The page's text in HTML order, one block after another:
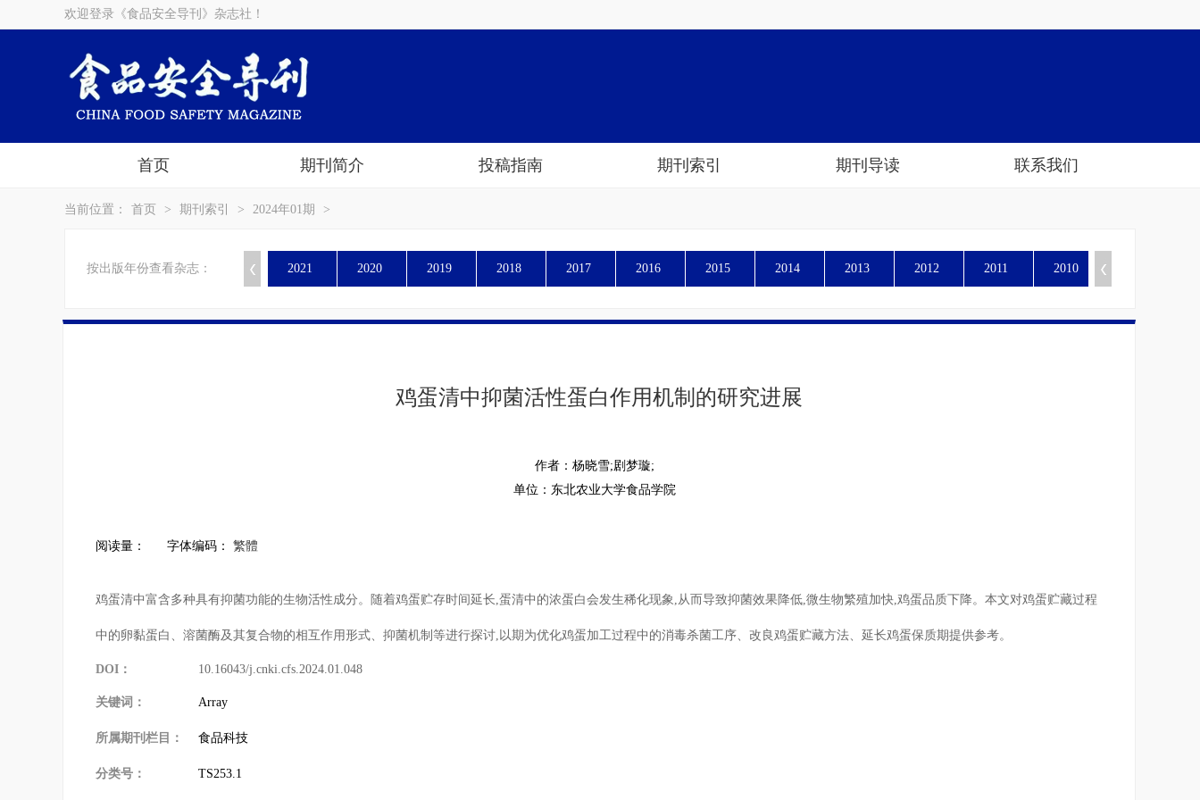
欢迎登录《食品安全导刊》杂志社！
首页 期刊简介 投稿指南 期刊索引 期刊导读 联系我们
当前位置： 首页 > 期刊索引 > 2024年01期 >
按出版年份查看杂志： 2021 2020 2019 2018 2017 2016 2015 2014 2013 2012 2011 2010
鸡蛋清中抑菌活性蛋白作用机制的研究进展
作者：杨晓雪;剧梦璇;
单位：东北农业大学食品学院
阅读量： 字体编码： 繁體
鸡蛋清中富含多种具有抑菌功能的生物活性成分。随着鸡蛋贮存时间延长,蛋清中的浓蛋白会发生稀化现象,从而导致抑菌效果降低,微生物繁殖加快,鸡蛋品质下降。本文对鸡蛋贮藏过程
中的卵黏蛋白、溶菌酶及其复合物的相互作用形式、抑菌机制等进行探讨,以期为优化鸡蛋加工过程中的消毒杀菌工序、改良鸡蛋贮藏方法、延长鸡蛋保质期提供参考。
DOI： 10.16043/j.cnki.cfs.2024.01.048
关键词： Array
所属期刊栏目： 食品科技
分类号： TS253.1